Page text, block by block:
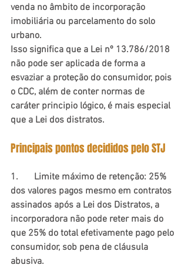
venda no âmbito de incorporação
imobiliária ou parcelamento do solo
urbano.
Isso significa que a Lei nº 13.786/2018
não pode ser aplicada de forma a
esvaziar a proteção do consumidor, pois
o CDC, além de conter normas de
caráter principio lógico, é mais especial
que a Lei dos distratos.
Principais pontos decididos pelo STJ
1.	Limite máximo de retenção: 25%
dos valores pagos mesmo em contratos
assinados após a Lei dos Distratos, a
incorporadora não pode reter mais do
que 25% do total efetivamente pago pelo
consumidor, sob pena de cláusula
abusiva.